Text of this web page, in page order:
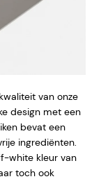
van onze
design met een
bevat een
ingrediënten.
white kleur van
toch ook